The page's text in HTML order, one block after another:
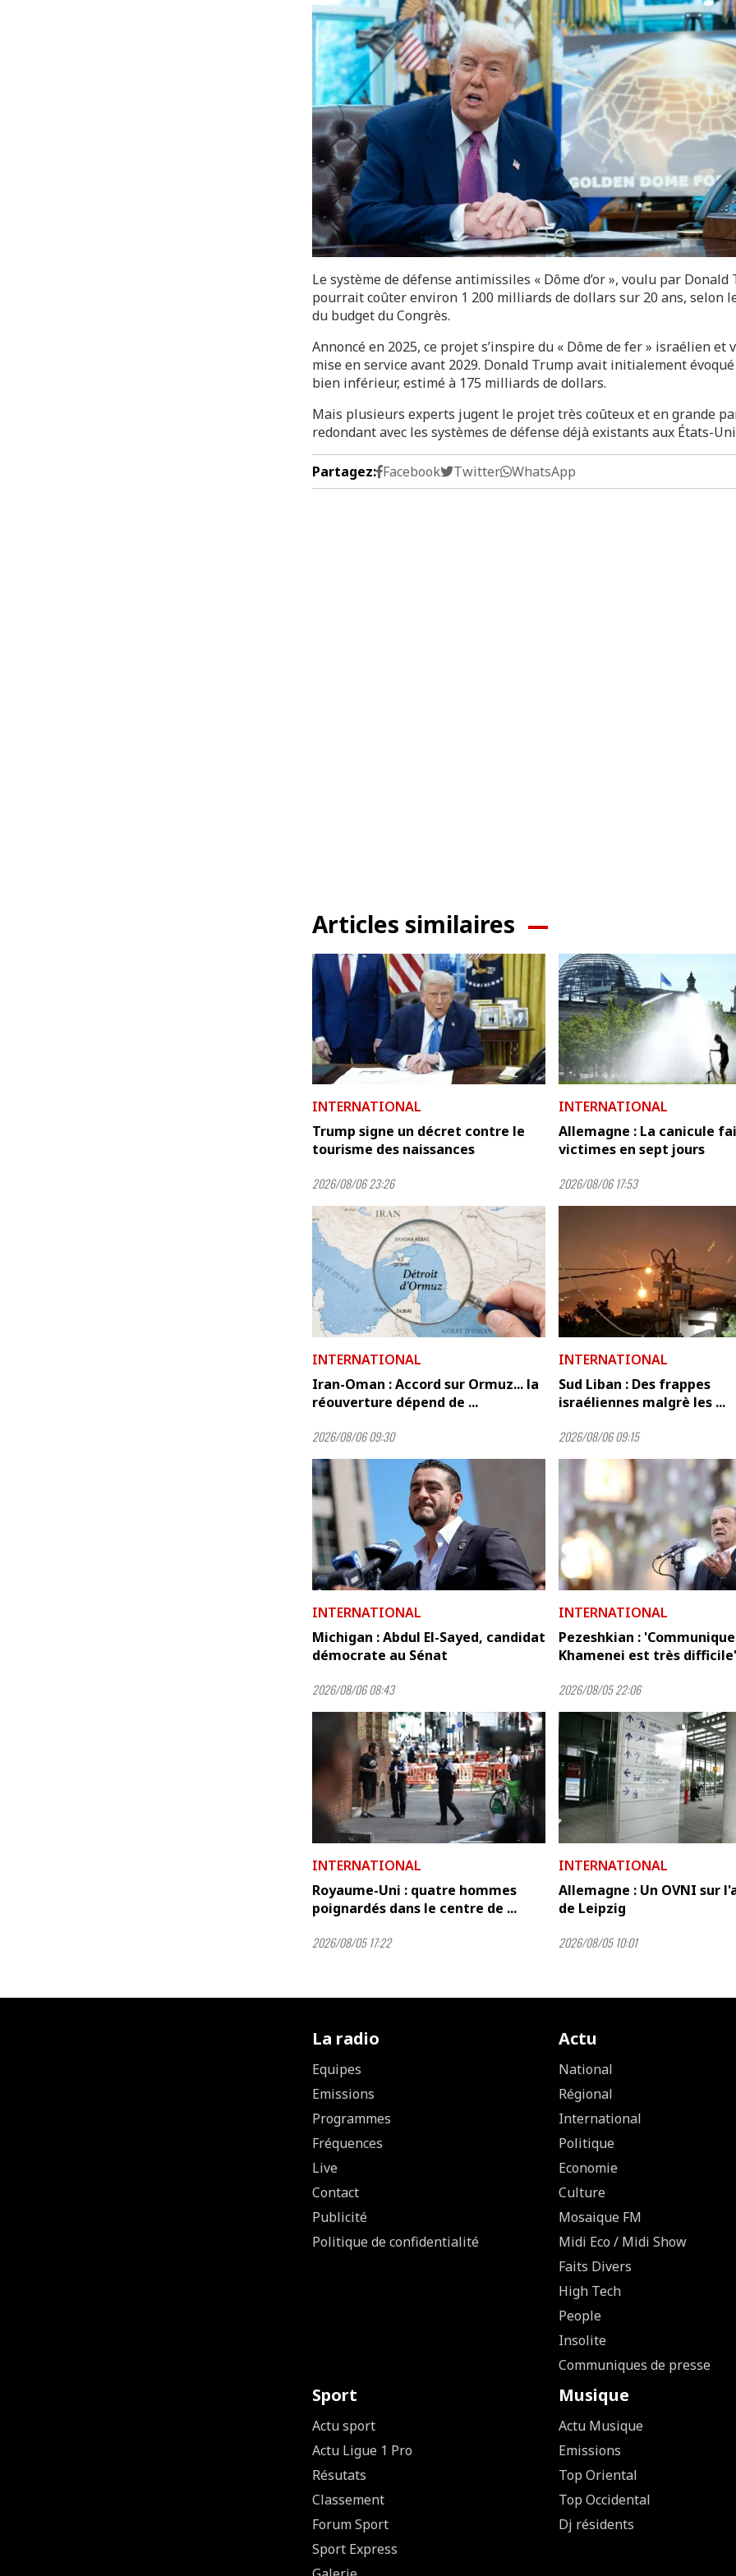
Le système de défense antimissiles « Dôme d’or », voulu par Donald
pourrait coûter environ 1 200 milliards de dollars sur 20 ans, selon
du budget du Congrès.
Annoncé en 2025, ce projet s’inspire du « Dôme de fer » israélien et
mise en service avant 2029. Donald Trump avait initialement
bien inférieur, estimé à 175 milliards de dollars.
Mais plusieurs experts jugent le projet très coûteux et en grande
redondant avec les systèmes de défense déjà existants aux États-
Partagez: Facebook Twitter WhatsApp
Articles similaires
INTERNATIONAL
Trump signe un décret contre le
tourisme des naissances
2026/08/06 23:26
INTERNATIONAL
Allemagne : La canicule
victimes en sept jours
2026/08/06 17:53
INTERNATIONAL
Iran-Oman : Accord sur Ormuz... la
réouverture dépend de ...
2026/08/06 09:30
INTERNATIONAL
Sud Liban : Des frappes
israéliennes malgrè les ...
2026/08/06 09:15
INTERNATIONAL
Michigan : Abdul El-Sayed, candidat
démocrate au Sénat
2026/08/06 08:43
INTERNATIONAL
Pezeshkian :
Khamenei est très difficile'
2026/08/05 22:06
INTERNATIONAL
Royaume-Uni : quatre hommes
poignardés dans le centre de ...
2026/08/05 17:22
INTERNATIONAL
Allemagne : Un OVNI sur
de Leipzig
2026/08/05 10:01
La radio
Equipes
Emissions
Programmes
Fréquences
Live
Contact
Publicité
Politique de confidentialité
Actu
National
Régional
International
Politique
Economie
Culture
Mosaique FM
Midi Eco / Midi Show
Faits Divers
High Tech
People
Insolite
Communiques de presse
Sport
Actu sport
Actu Ligue 1 Pro
Résutats
Classement
Forum Sport
Sport Express
Musique
Actu Musique
Emissions
Top Oriental
Top Occidental
Dj résidents